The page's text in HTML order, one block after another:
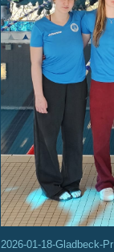
2026-01-18-Gladbeck-Pr